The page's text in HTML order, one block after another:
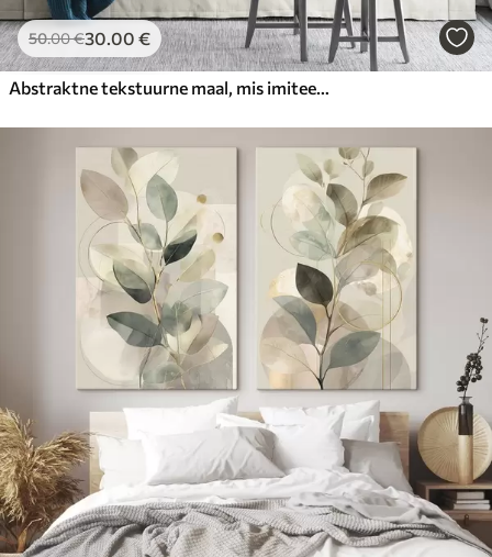
50.00€30.00 €
Abstraktne tekstuurne maal, mis imiteerib pintslitõmbeid valges, sinises ja beežis